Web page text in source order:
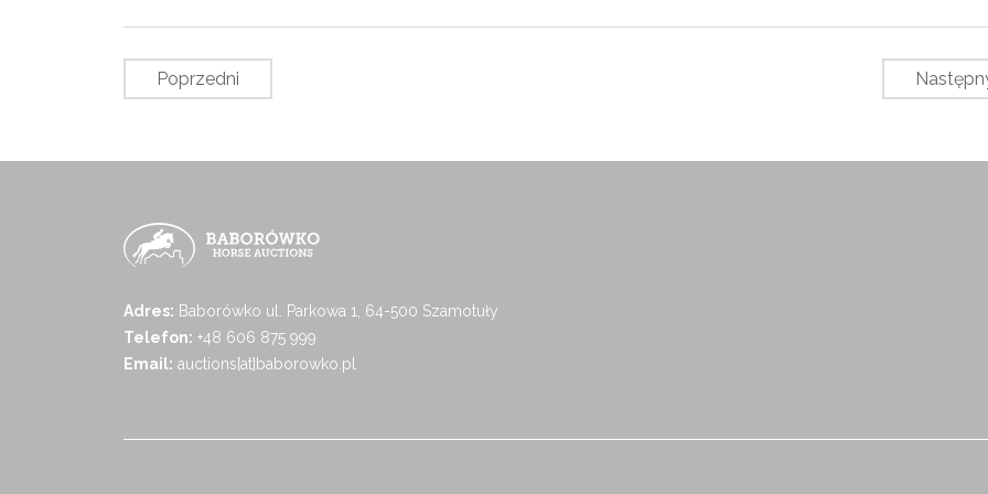
Poprzedni
Adres: Baborówko ul. Parkowa 1, 64-500 Szamotuły
Telefon: +48 606 875 999
Email: auctions[at]baborowko.pl